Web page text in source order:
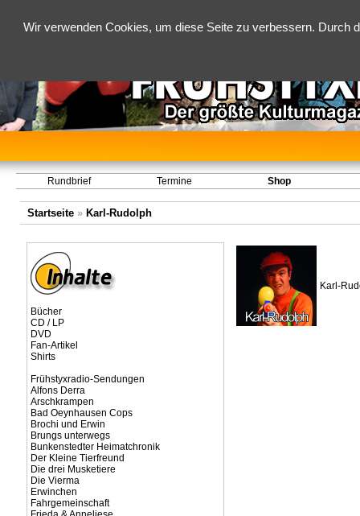
Wir verwenden Cookies, um diese Seite zu verbessern.
Rundbrief Termine Shop
Startseite» Karl-Rudolph
Bücher
CD / LP
DVD
Fan-Artikel
Shirts
Frühstyxradio-Sendungen
Alfons Derra
Arschkrampen
Bad Oeynhausen Cops
Brochi und Erwin
Brungs unterwegs
Bunkenstedter Heimatchronik
Der Kleine Tierfreund
Die drei Musketiere
Die Vierma
Erwinchen
Fahrgemeinschaft
Karl-